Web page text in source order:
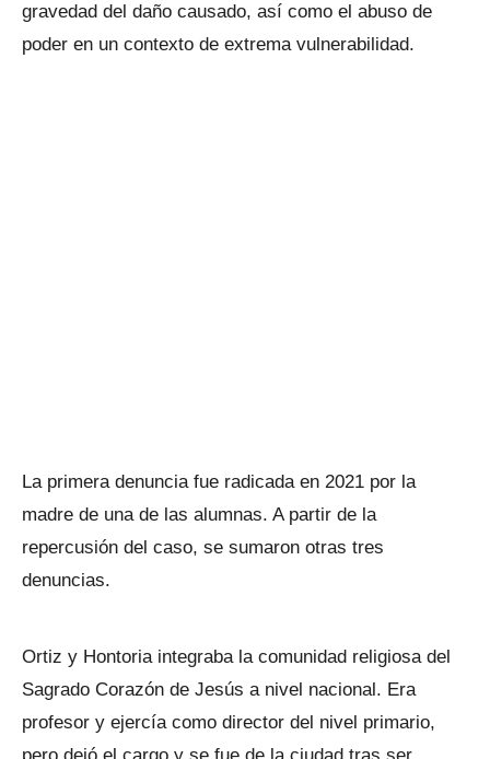
gravedad del daño causado, así como el abuso de
poder en un contexto de extrema vulnerabilidad.
La primera denuncia fue radicada en 2021 por la
madre de una de las alumnas. A partir de la
repercusión del caso, se sumaron otras tres
denuncias.
Ortiz y Hontoria integraba la comunidad religiosa del
Sagrado Corazón de Jesús a nivel nacional. Era
profesor y ejercía como director del nivel primario,